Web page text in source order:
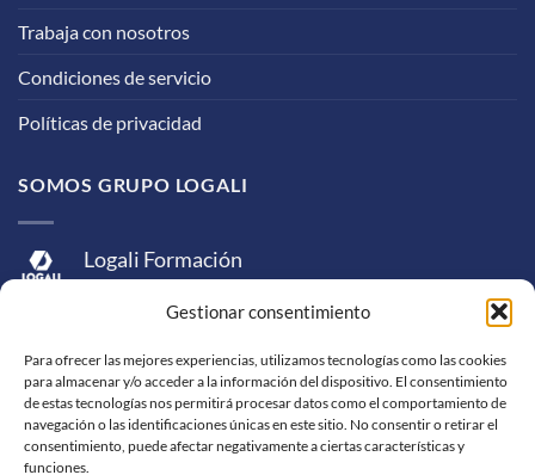
Gestionar consentimiento
Para ofrecer las mejores experiencias, utilizamos tecnologías como las cookies
para almacenar y/o acceder a la información del dispositivo. El consentimiento
de estas tecnologías nos permitirá procesar datos como el comportamiento de
navegación o las identificaciones únicas en este sitio. No consentir o retirar el
consentimiento, puede afectar negativamente a ciertas características y
funciones.
Trabaja con nosotros
Condiciones de servicio
Políticas de privacidad
SOMOS GRUPO LOGALI
Logali Formación
Logali Consultoría
Logali Ingeniería